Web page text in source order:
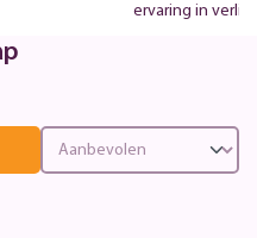
ervaring in